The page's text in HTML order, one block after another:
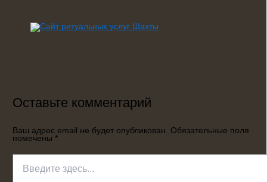
Оставьте комментарий
Ваш адрес email не будет опубликован.
Обязательные поля
помечены *
здесь...